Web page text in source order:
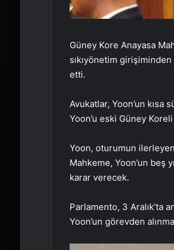
Güney Kore Anayasa
sıkıyönetim
etti.
Avukatlar, Yoon’un kısa
Yoon’u eski Güney
Yoon, oturumun
Mahkeme, Yoon’un beş
karar verecek.
Parlamento, 3 Aralık’ta
Yoon’un görevden